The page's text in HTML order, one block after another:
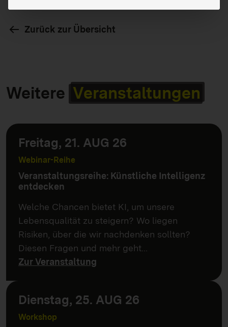
Zurück zur Übersicht
Weitere Veranstaltungen
Freitag, 21. AUG 26
Webinar-Reihe
Veranstaltungsreihe: Künstliche Intelligenz
entdecken
Welche Chancen bietet KI, um unsere
Lebensqualität zu steigern? Wo liegen
Risiken, über die wir nachdenken sollten?
Diesen Fragen und mehr geht…
Zur Veranstaltung
Dienstag, 25. AUG 26
Workshop